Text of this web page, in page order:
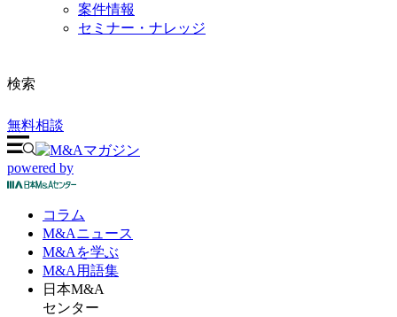
案件情報
セミナー・ナレッジ
検索
無料相談
powered by
コラム
M&Aニュース
M&Aを学ぶ
M&A 用語集
日本M&A
センター